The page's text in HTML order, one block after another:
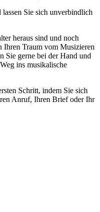
Sie sich unverbindlich
heraus sind und noch
Ihren Traum vom Musizieren
Sie gerne bei der Hand und
ins musikalische
Schritt, indem Sie sich
Anruf, Ihren Brief oder Ihr